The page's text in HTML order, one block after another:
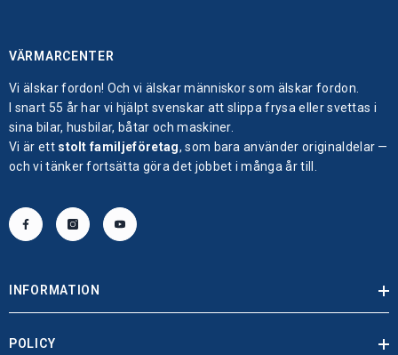
VÄRMARCENTER
Vi älskar fordon! Och vi älskar människor som älskar fordon.
I snart 55 år har vi hjälpt svenskar att slippa frysa eller svettas i
sina bilar, husbilar, båtar och maskiner.
Vi är ett stolt familjeföretag, som bara använder originaldelar —
och vi tänker fortsätta göra det jobbet i många år till.
INFORMATION
POLICY